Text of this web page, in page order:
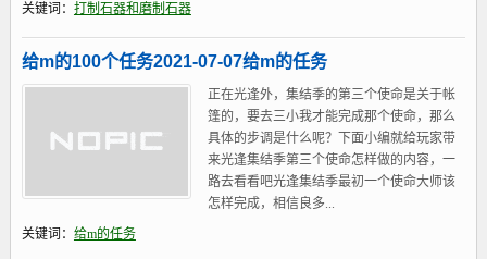
关键词： 打制石器和磨制石器
给m的100个任务2021-07-07给m的任务
正在光逢外，集结季的第三个使命是关于帐
篷的，要去三小我才能完成那个使命，那么
具体的步调是什么呢？下面小编就给玩家带
来光逢集结季第三个使命怎样做的内容，一
路去看看吧光逢集结季最初一个使命大师该
怎样完成，相信良多...
关键词： 给m的任务